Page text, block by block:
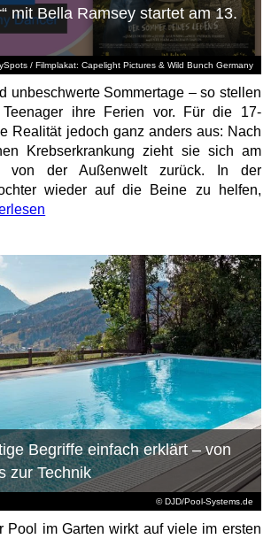
/ Filmplakat: Capelight Pictures & Wild Bunch Germany
mit Bella Ramsey startet am 13.
unbeschwerte Sommertage – so stellen
ihre Ferien vor. Für die 17-
Realität jedoch ganz anders aus: Nach
Krebserkrankung zieht sie sich am
von der Außenwelt zurück. In der
wieder auf die Beine zu helfen,
© DJD/Pool-Systems.de
Begriffe einfach erklärt – von
zur Technik
Pool im Garten wirkt auf viele im ersten